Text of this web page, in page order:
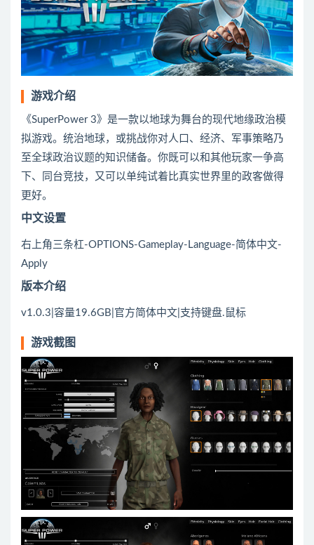
游戏介绍
《SuperPower 3》是一款以地球为舞台的现代地缘政治模
拟游戏。统治地球，或挑战你对人口、经济、军事策略乃
至全球政治议题的知识储备。你既可以和其他玩家一争高
下、同台竞技，又可以单纯试着比真实世界里的政客做得
更好。
中文设置
右上角三条杠-OPTIONS-Gameplay-Language-简体中文-
Apply
版本介绍
v1.0.3|容量19.6GB|官方简体中文|支持键盘.鼠标
游戏截图